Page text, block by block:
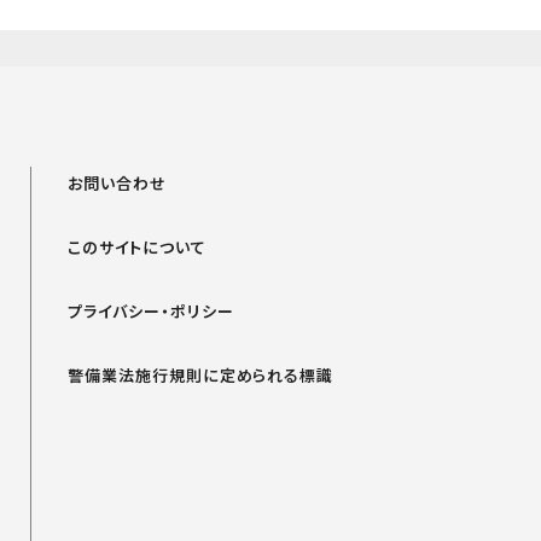
お問い合わせ
このサイトについて
プライバシー・ポリシー
警備業法施行規則に定められる標識